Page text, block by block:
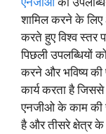
शामिल करने के लिए
करते हुए विश्व स्तर
पिछली उपलब्धियों
करने और भविष्य
कार्य करता है
एनजीओ के काम की
है और तीसरे क्षेत्र